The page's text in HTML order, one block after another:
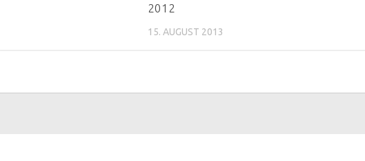
2012
15. AUGUST 2013